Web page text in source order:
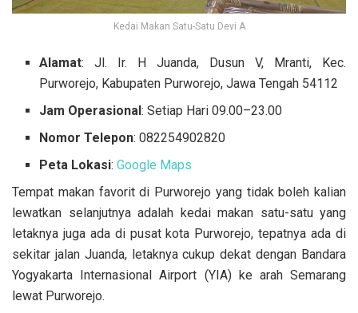
Kedai Makan Satu-Satu Devi A
Alamat: Jl. Ir. H Juanda, Dusun V, Mranti, Kec.
Purworejo, Kabupaten Purworejo, Jawa Tengah 54112
Jam Operasional: Setiap Hari 09.00–23.00
Nomor Telepon: 082254902820
Peta Lokasi:Google Maps
Tempat makan favorit di Purworejo yang tidak boleh kalian
lewatkan selanjutnya adalah kedai makan satu-satu yang
letaknya juga ada di pusat kota Purworejo, tepatnya ada di
sekitar jalan Juanda, letaknya cukup dekat dengan Bandara
Yogyakarta Internasional Airport (YIA) ke arah Semarang
lewat Purworejo.